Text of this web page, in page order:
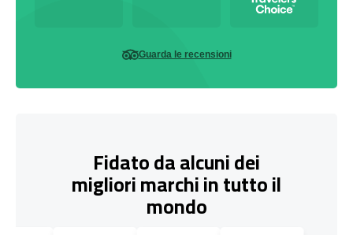
Guarda le recensioni
Fidato da alcuni dei
migliori marchi in tutto il
mondo